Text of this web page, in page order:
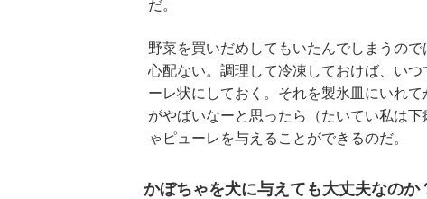
だ。
野菜を買いだめしてもいたんでしまうの
心配ない。調理して冷凍しておけば、い
ーレ状にしておく。それを製氷皿にいれ
がやばいなーと思ったら（たいてい私は
ゃピューレを与えることができるのだ。
かぼちゃを犬に与えても大丈夫なのか